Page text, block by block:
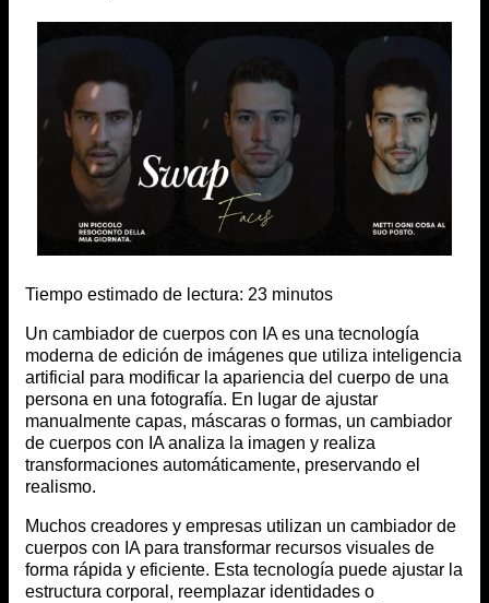
Tiempo estimado de lectura: 23 minutos
Un cambiador de cuerpos con IA es una tecnología
moderna de edición de imágenes que utiliza inteligencia
artificial para modificar la apariencia del cuerpo de una
persona en una fotografía. En lugar de ajustar
manualmente capas, máscaras o formas, un cambiador
de cuerpos con IA analiza la imagen y realiza
transformaciones automáticamente, preservando el
realismo.
Muchos creadores y empresas utilizan un cambiador de
cuerpos con IA para transformar recursos visuales de
forma rápida y eficiente. Esta tecnología puede ajustar la
estructura corporal, reemplazar identidades o